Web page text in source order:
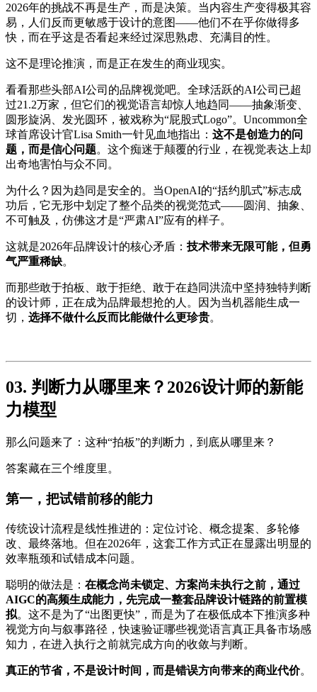
2026年的挑战不再是生产，而是决策。当内容生产变得极其容
易，人们反而更敏感于设计的意图——他们不在乎你做得多
快，而在乎这是否看起来经过深思熟虑、充满目的性。
这不是理论推演，而是正在发生的商业现实。
看看那些头部AI公司的品牌视觉吧。全球活跃的AI公司已超
过21.2万家，但它们的视觉语言却惊人地趋同——抽象渐变、
圆形旋涡、发光圆环，被戏称为“屁股式Logo”。Uncommon全
球首席设计官Lisa Smith一针见血地指出： 这不是创造力的问
题，而是信心问题。这个痴迷于颠覆的行业，在视觉表达上却
出奇地害怕与众不同。
为什么？因为趋同是安全的。当OpenAI的“括约肌式”标志成
功后，它无形中划定了整个品类的视觉范式——圆润、抽象、
不可触及，仿佛这才是“严肃AI”应有的样子。
这就是2026年品牌设计的核心矛盾： 技术带来无限可能，但勇
气严重稀缺。
而那些敢于拍板、敢于拒绝、敢于在趋同洪流中坚持独特判断
的设计师，正在成为品牌最想抢的人。因为当机器能生成一
切， 选择不做什么反而比能做什么更珍贵。
03. 判断力从哪里来？2026设计师的新能
力模型
那么问题来了：这种“拍板”的判断力，到底从哪里来？
答案藏在三个维度里。
第一，把试错前移的能力
传统设计流程是线性推进的：定位讨论、概念提案、多轮修
改、最终落地。但在2026年，这套工作方式正在显露出明显的
效率瓶颈和试错成本问题。
聪明的做法是： 在概念尚未锁定、方案尚未执行之前，通过
AIGC的高频生成能力，先完成一整套品牌设计链路的前置模
拟。这不是为了“出图更快”，而是为了在极低成本下推演多种
视觉方向与叙事路径，快速验证哪些视觉语言真正具备市场感
知力，在进入执行之前就完成方向的收敛与判断。
真正的节省，不是设计时间，而是错误方向带来的商业代价。